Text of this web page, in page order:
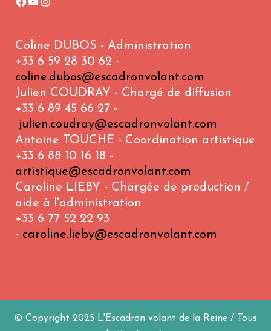
Coline DUBOS - Administration
+33 6 59 28 30 62 -
coline.dubos@escadronvolant.com
Julien COUDRAY - Chargé de diffusion
+33 6 89 45 66 27 -
julien.coudray@escadronvolant.com
Antoine TOUCHE - Coordination artistique
+33 6 88 10 16 18 -
artistique@escadronvolant.com
Caroline LIEBY - Chargée de production /
aide à l'administration
+33 6 77 52 22 93
- caroline.lieby@escadronvolant.com
© Copyright 2025 L'Escadron volant de la Reine / Tous